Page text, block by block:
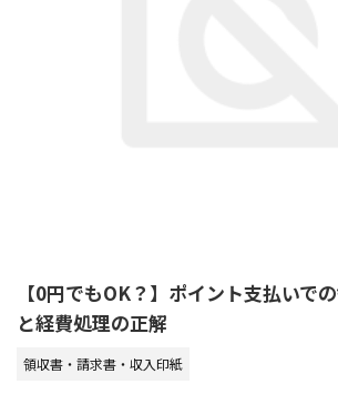
【0円でもOK？】ポイント支払いで
と経費処理の正解
領収書・請求書・収入印紙